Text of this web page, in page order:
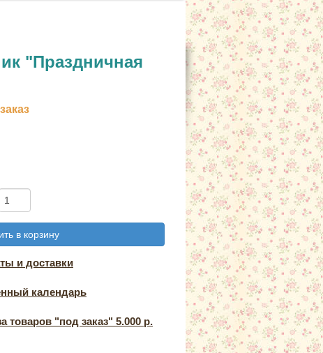
"Праздничная
в корзину
и доставки
календарь
товаров "под заказ" 5.000 р.